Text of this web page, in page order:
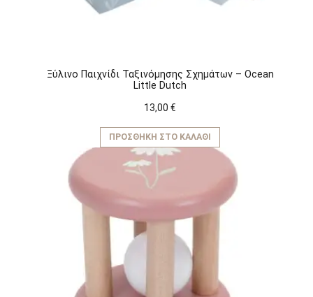
Ξύλινο Παιχνίδι Ταξινόμησης Σχημάτων – Ocean
Little Dutch
13,00 €
ΠΡΟΣΘΉΚΗ ΣΤΟ ΚΑΛΆΘΙ